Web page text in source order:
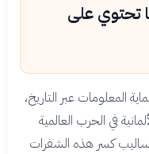
تحتوي على
المعلومات عبر التاريخ،
في الحرب العالمية
أساليب كسر هذه الشفرات